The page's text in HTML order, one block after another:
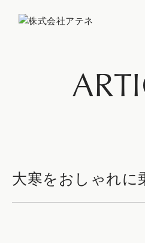
大寒をおしゃれに